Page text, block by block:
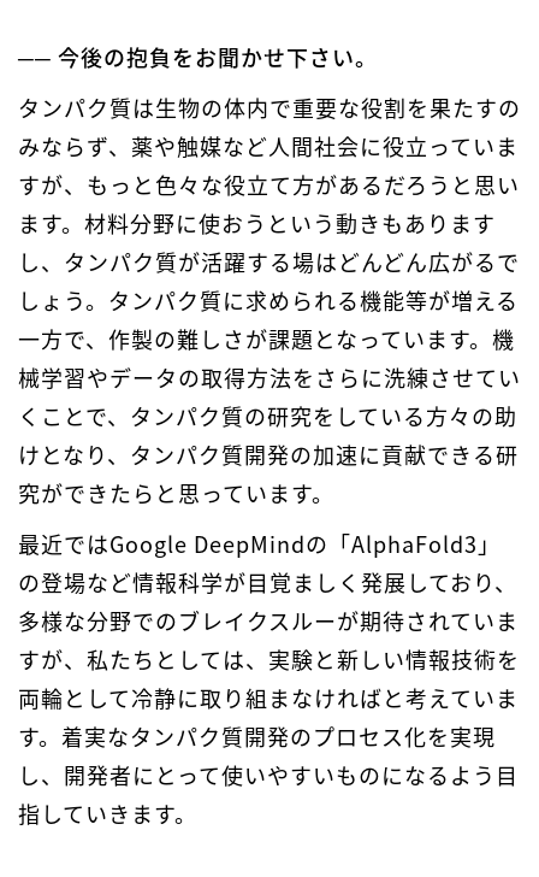
── 今後の抱負をお聞かせ下さい。
タンパク質は生物の体内で重要な役割を果たすの
みならず、薬や触媒など人間社会に役立っていま
すが、もっと色々な役立て方があるだろうと思い
ます。材料分野に使おうという動きもあります
し、タンパク質が活躍する場はどんどん広がるで
しょう。タンパク質に求められる機能等が増える
一方で、作製の難しさが課題となっています。機
械学習やデータの取得方法をさらに洗練させてい
くことで、タンパク質の研究をしている方々の助
けとなり、タンパク質開発の加速に貢献できる研
究ができたらと思っています。
最近ではGoogle DeepMindの「AlphaFold3」
の登場など情報科学が目覚ましく発展しており、
多様な分野でのブレイクスルーが期待されていま
すが、私たちとしては、実験と新しい情報技術を
両輪として冷静に取り組まなければと考えていま
す。着実なタンパク質開発のプロセス化を実現
し、開発者にとって使いやすいものになるよう目
指していきます。